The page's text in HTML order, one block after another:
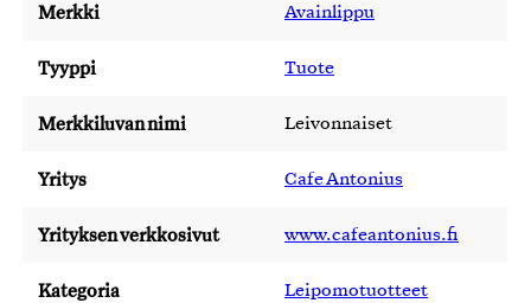
Merkki Avainlippu
Tyyppi Tuote
Merkkiluvan nimi Leivonnaiset
Yritys Cafe Antonius
Yrityksen verkkosivut www.cafeantonius.fi
Kategoria Leipomotuotteet